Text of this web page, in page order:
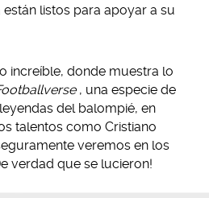
listos para apoyar a su
increíble, donde muestra lo
, una especie de
del balompié, en
talentos como Cristiano
veremos en los
verdad que se lucieron!